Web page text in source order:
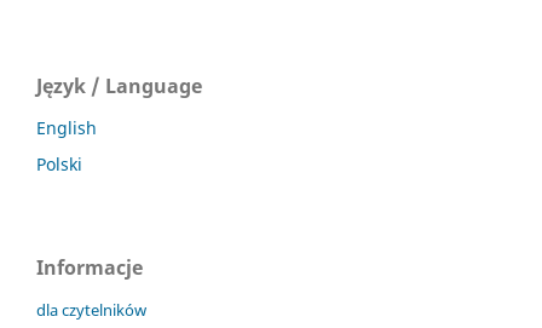
Język / Language
English
Polski
Informacje
dla czytelników